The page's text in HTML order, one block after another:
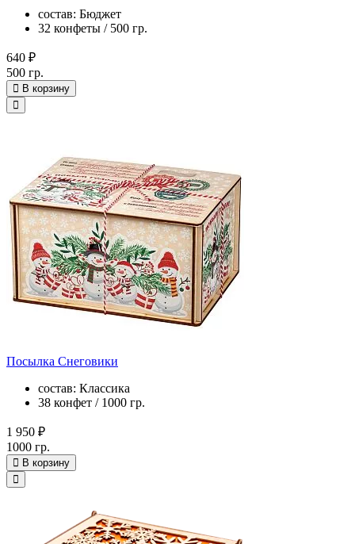
состав: Бюджет
32 конфеты / 500 гр.
640 ₽
500 гр.
В корзину
Посылка Снеговики
состав: Классика
38 конфет / 1000 гр.
1 950 ₽
1000 гр.
В корзину